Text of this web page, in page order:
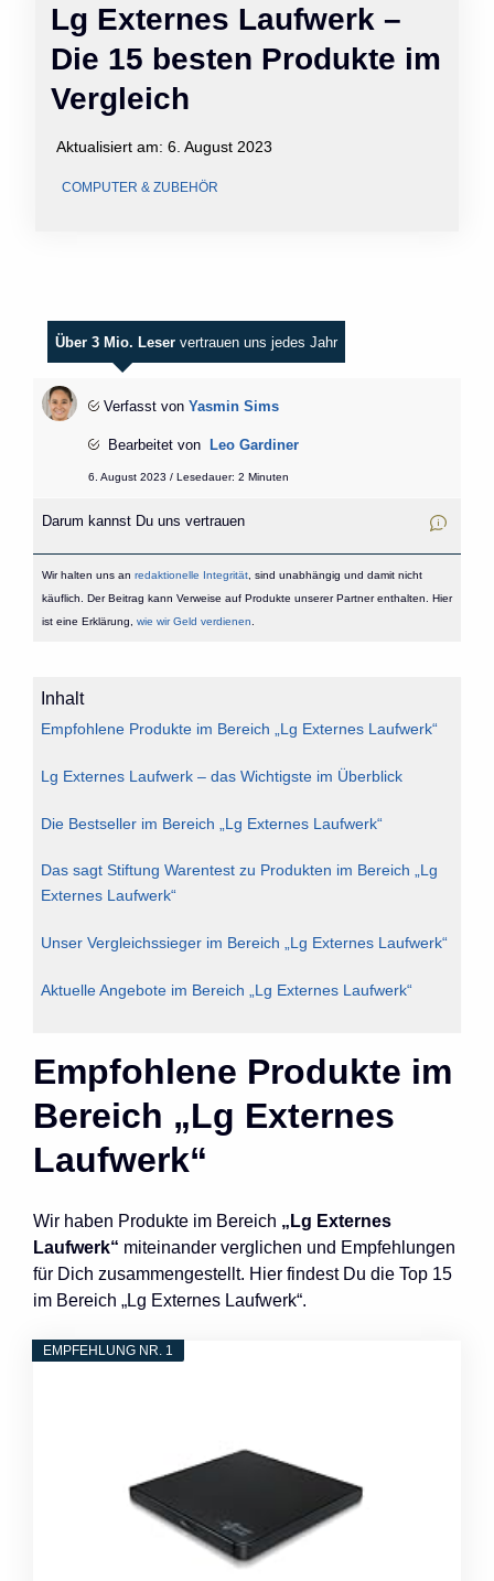
Lg Externes Laufwerk –
Die 15 besten Produkte im
Vergleich
Aktualisiert am: 6. August 2023
COMPUTER & ZUBEHÖR
Über 3 Mio. Leser vertrauen uns jedes Jahr
Verfasst von Yasmin Sims
Bearbeitet von Leo Gardiner
6. August 2023 / Lesedauer: 2 Minuten
Darum kannst Du uns vertrauen
Wir halten uns an redaktionelle Integrität, sind unabhängig und damit nicht
käuflich. Der Beitrag kann Verweise auf Produkte unserer Partner enthalten. Hier
ist eine Erklärung, wie wir Geld verdienen
Inhalt
Empfohlene Produkte im Bereich „Lg Externes Laufwerk“
Lg Externes Laufwerk – das Wichtigste im Überblick
Die Bestseller im Bereich „Lg Externes Laufwerk“
Das sagt Stiftung Warentest zu Produkten im Bereich „Lg
Externes Laufwerk“
Unser Vergleichssieger im Bereich „Lg Externes Laufwerk“
Aktuelle Angebote im Bereich „Lg Externes Laufwerk“
Empfohlene Produkte im
Bereich „Lg Externes
Laufwerk“
Wir haben Produkte im Bereich „Lg Externes
Laufwerk“ miteinander verglichen und Empfehlungen
für Dich zusammengestellt. Hier findest Du die Top 15
im Bereich „Lg Externes Laufwerk“.
EMPFEHLUNG NR. 1